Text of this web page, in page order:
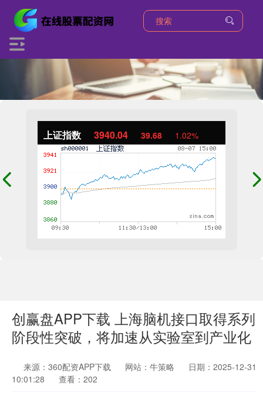
上证指数 3940.04 39.68 1.02%
创赢盘APP下载 上海脑机接口取得系列
阶段性突破，将加速从实验室到产业化
来源：360配资APP下载 网站：牛策略
日期：2025-12-31
10:01:28
查看：202